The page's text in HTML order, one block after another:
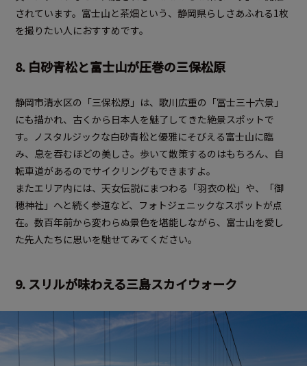
されています。富士山と茶畑という、静岡県らしさあふれる1枚
を撮りたい人におすすめです。
8. 白砂青松と富士山が圧巻の三保松原
静岡市清水区の「三保松原」は、歌川広重の「冨士三十六景」
にも描かれ、古くから日本人を魅了してきた絶景スポットで
す。ノスタルジックな白砂青松と優雅にそびえる富士山に臨
み、息を吞むほどの美しさ。歩いて散策するのはもちろん、自
転車道があるのでサイクリングもできますよ。
またエリア内には、天女伝説にまつわる「羽衣の松」や、「御
穂神社」へと続く参道など、フォトジェニックなスポットが点
在。数百年前から変わらぬ景色を堪能しながら、富士山を愛し
た先人たちに思いを馳せてみてください。
9. スリルが味わえる三島スカイウォーク